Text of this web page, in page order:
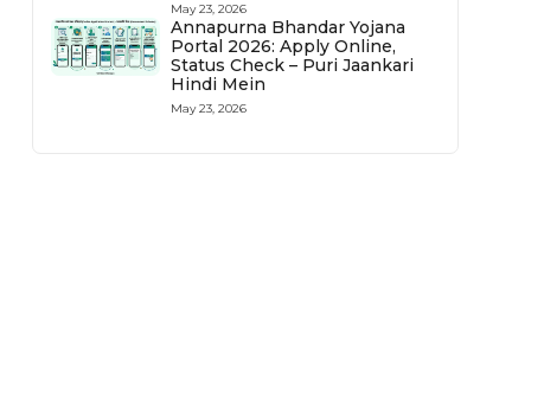
May 23, 2026
Annapurna Bhandar Yojana
Portal 2026: Apply Online,
Status Check – Puri Jaankari
Hindi Mein
May 23, 2026